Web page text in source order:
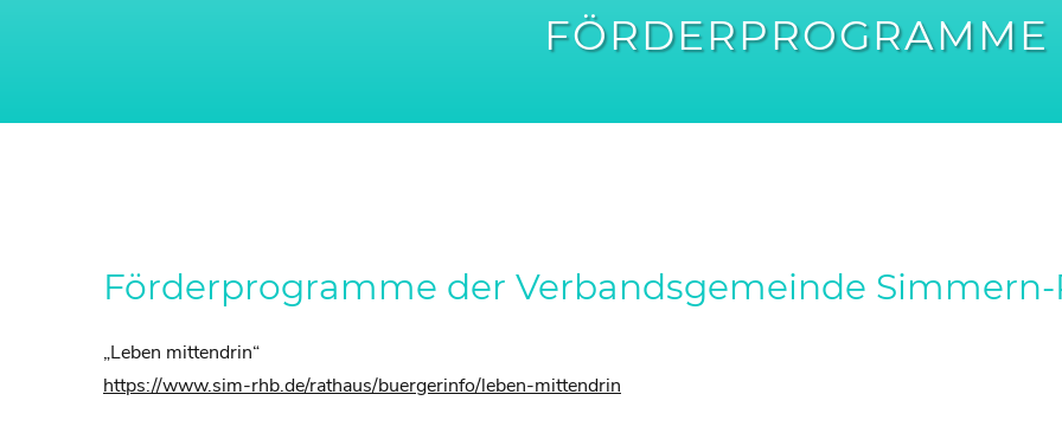
FÖRDERPROGRAMME
Förderprogramme der Verbandsgemeinde
„Leben mittendrin“
https://www.sim-rhb.de/rathaus/buergerinfo/leben-mittendrin